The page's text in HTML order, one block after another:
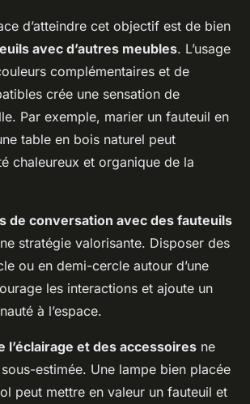
d’atteindre cet objectif est de bien
avec d’autres meubles. L’usage
complémentaires et de
crée une sensation de
Par exemple, marier un fauteuil en
table en bois naturel peut
chaleureux et organique de la
de conversation avec des fauteuils
stratégie valorisante. Disposer des
ou en demi-cercle autour d’une
les interactions et ajoute un
à l’espace.
l’éclairage et des accessoires ne
estimée. Une lampe bien placée
peut mettre en valeur un fauteuil et